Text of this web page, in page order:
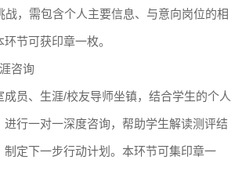
战，需包含个人主要信息、与意向岗位的相
节可获印章一枚。
咨询
成员、生涯/校友导师坐镇，结合学生的个人
行一对一深度咨询，帮助学生解读测评结
制定下一步行动计划。本环节可集印章一